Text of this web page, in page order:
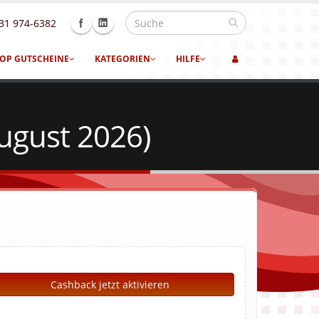
974-6382
GUTSCHEINE KATEGORIEN HILFE
2026)
Cashback jetzt aktivieren